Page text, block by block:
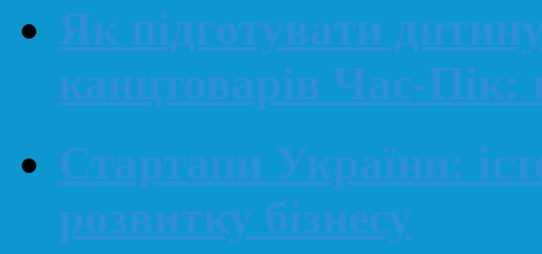
Як підготувати
канцтоварів Час-Пік:
Стартапи України:
розвитку бізнесу